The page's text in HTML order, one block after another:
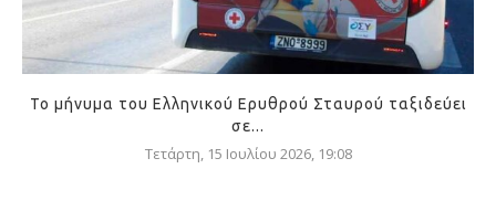
Το μήνυμα του Ελληνικού Ερυθρού Σταυρού ταξιδεύει
σε...
Τετάρτη, 15 Ιουλίου 2026, 19:08